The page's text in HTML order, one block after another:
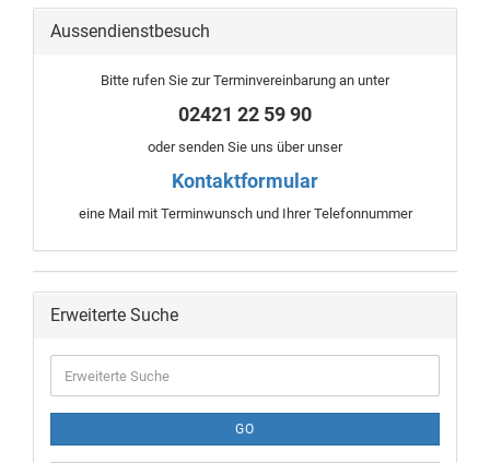
Aussendienstbesuch
Bitte rufen Sie zur Terminvereinbarung an unter
02421 22 59 90
oder senden Sie uns über unser
Kontaktformular
eine Mail mit Terminwunsch und Ihrer Telefonnummer
Erweiterte Suche
GO